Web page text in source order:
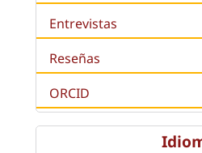
Entrevistas
Reseñas
ORCID